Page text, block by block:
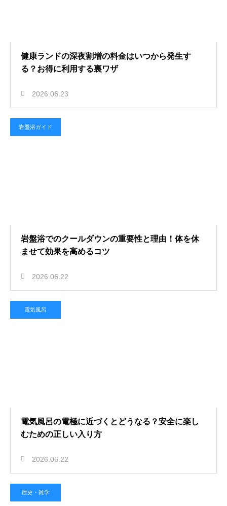
健康ランドの深夜割増の料金はいつから発生す
る？お得に利用する裏ワザ
2026.06.23
岩盤浴ガイド
岩盤浴でのクールダウンの重要性と理由！体を休
ませて効果を高めるコツ
2026.06.22
電気風呂
電気風呂の電極に近づくとどうなる？安全に楽し
むための正しい入り方
2026.06.22
歴史・雑学